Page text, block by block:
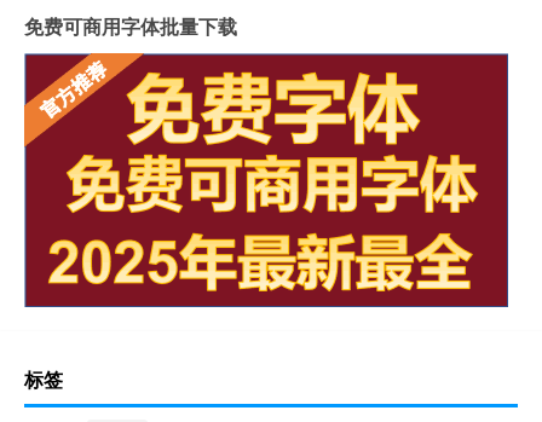
免费可商用字体批量下载
标签